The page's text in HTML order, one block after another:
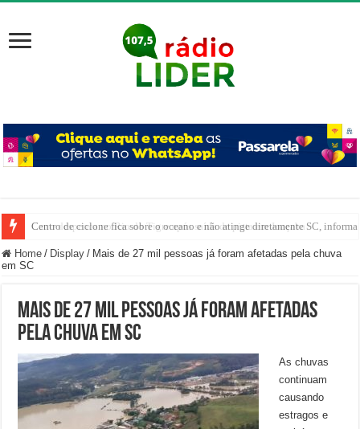
Centro de ciclone fica sobre o oceano e não atinge diretamente SC,
Carro despenca no Rio do Tigre após saída de pista em Joaçaba
Home / Display / Mais de 27 mil pessoas já foram afetadas pela chuva
em SC
Mais de 27 mil pessoas já foram afetadas
pela chuva em SC
As chuvas
continuam
causando
estragos e